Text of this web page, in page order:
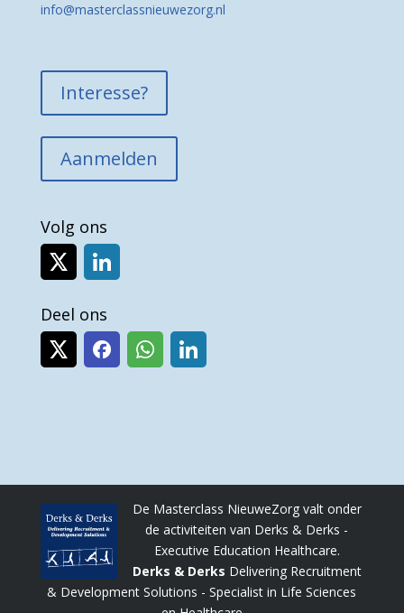
info@masterclassnieuwezorg.nl
Interesse?
Aanmelden
Volg ons
Deel ons
De Masterclass NieuweZorg valt onder
de activiteiten van Derks & Derks -
Executive Education Healthcare.
Derks & Derks Delivering Recruitment
& Development Solutions - Specialist in Life Sciences